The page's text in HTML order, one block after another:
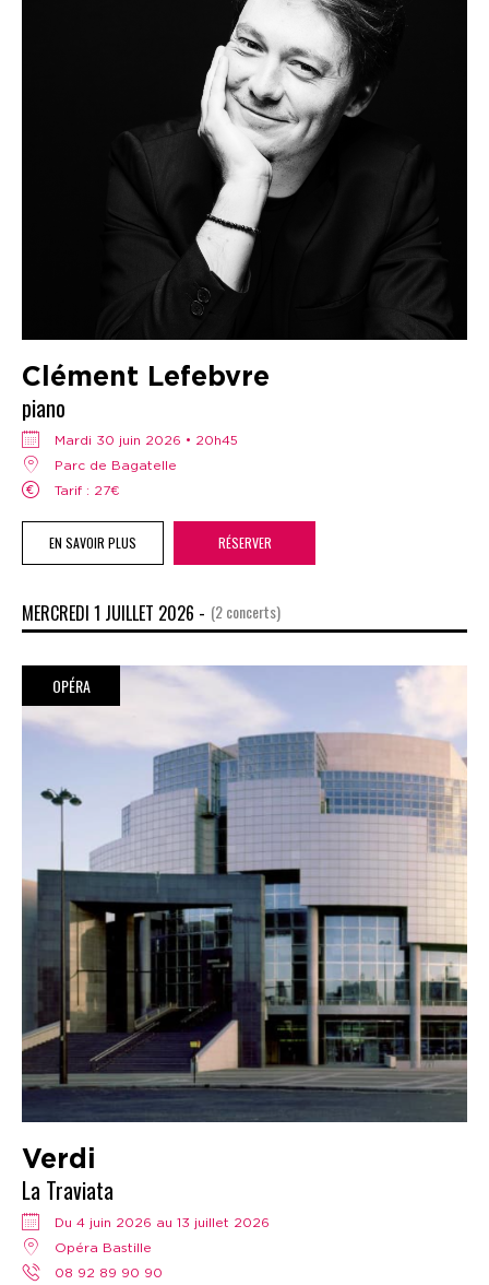
Clément Lefebvre
piano
mardi 30 juin 2026 • 20h45
Parc de Bagatelle
Tarif : 27€
EN SAVOIR PLUS RÉSERVER
MERCREDI 1 JUILLET 2026 - (2 concerts)
OPÉRA
Verdi
La Traviata
Du 4 juin 2026 au 13 juillet 2026
Opéra Bastille
08 92 89 90 90